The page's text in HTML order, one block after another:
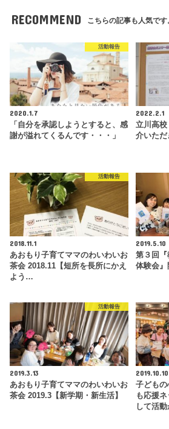
RECOMMEND こちらの記事も人気です
活動報告
2020.1.7
「自分を承認しようとすると、感
謝が溢れてくるんです・・・」
2022.2.1
立川高
介いただ
活動報告
2018.11.1
あおもり子育てママのわいわいお
茶会 2018.11【短所を長所にかえ
よう…
2019.5.10
第３回『
体験会』
活動報告
2019.3.13
あおもり子育てママのわいわいお
茶会 2019.3【新学期・新生活】
2019.10.10
子ども
も応援
して活